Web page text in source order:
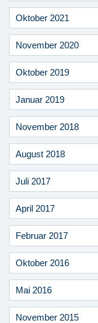
Oktober 2021
November 2020
Oktober 2019
Januar 2019
November 2018
August 2018
Juli 2017
April 2017
Februar 2017
Oktober 2016
Mai 2016
November 2015